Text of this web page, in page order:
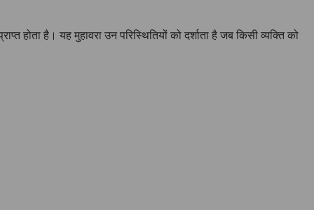
होता है। यह मुहावरा उन परिस्थितियों को दर्शाता है जब किसी व्यक्ति को